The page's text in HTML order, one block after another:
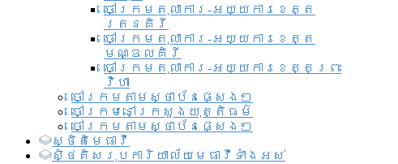
ចៅក្រមតុលាការ-អយ្យការខេត្ត
រតនគិរី
ចៅក្រមតុលាការ-អយ្យការខេត្ត
មណ្ឌលគិរី
ចៅក្រមតុលាការ-អយ្យការខេត្តព្រះ
វិហា
ចៅក្រមតាមស្ថាប័នផ្សេងៗ
ចៅក្រមនៅក្រសួងយុត្តិធម៌
ចៅក្រមតាមស្ថាប័នផ្សេងៗ
ស្ថិតិមេធាវី
សិ្ថតិសរុបការិយាល័យមេធាវីទាំងអស់​